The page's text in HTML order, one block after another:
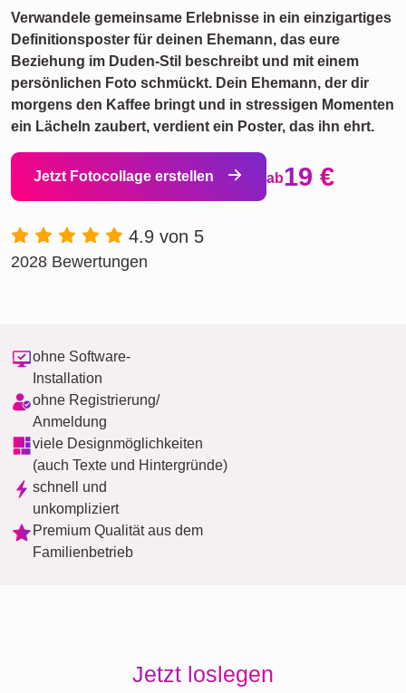
Verwandele gemeinsame Erlebnisse in ein einzigartiges
Definitionsposter für deinen Ehemann, das eure
Beziehung im Duden-Stil beschreibt und mit einem
persönlichen Foto schmückt. Dein Ehemann, der dir
morgens den Kaffee bringt und in stressigen Momenten
ein Lächeln zaubert, verdient ein Poster, das ihn ehrt.
Jetzt Fotocollage erstellen ab19 €
4.9 von 5
2028 Bewertungen
ohne Software-
Installation
ohne Registrierung/
Anmeldung
viele Designmöglichkeiten
(auch Texte und Hintergründe)
schnell und
unkompliziert
Premium Qualität aus dem
Familienbetrieb
Jetzt loslegen